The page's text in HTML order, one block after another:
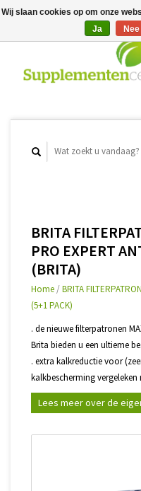
BRITA
PRO EXPERT
(BRITA)
Home /BRITA
(5+1 PACK)
. de nieuwe filterpatronen
Brita bieden u een ultieme
. extra kalkreductie voor
kalkbescherming vergeleken
Lees meer over de
Wij slaan cookies op om onze
Ja
Nee